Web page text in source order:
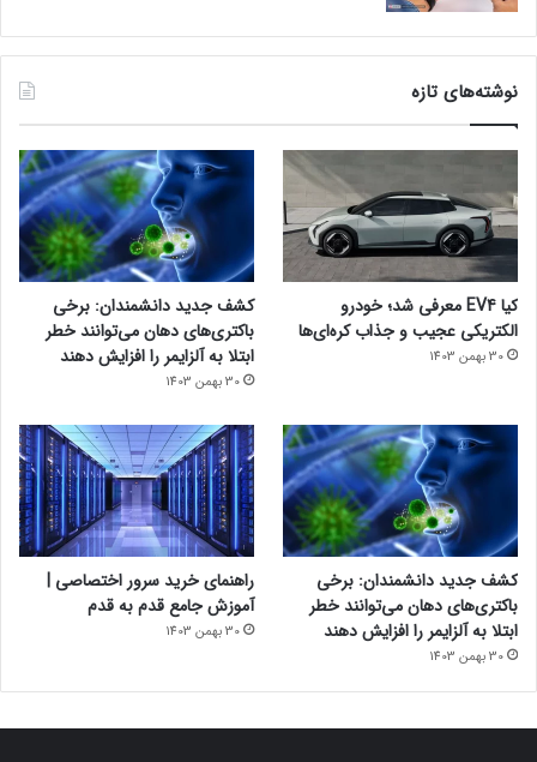
نوشته‌های تازه
کیا EV4 معرفی شد؛ خودرو
الکتریکی عجیب و جذاب کره‌ای‌ها
30 بهمن 1403
کشف جدید دانشمندان: برخی
باکتری‌های دهان می‌توانند خطر
ابتلا به آلزایمر را افزایش دهند
30 بهمن 1403
کشف جدید دانشمندان: برخی
باکتری‌های دهان می‌توانند خطر
ابتلا به آلزایمر را افزایش دهند
30 بهمن 1403
راهنمای خرید سرور اختصاصی |
آموزش جامع قدم به قدم
30 بهمن 1403